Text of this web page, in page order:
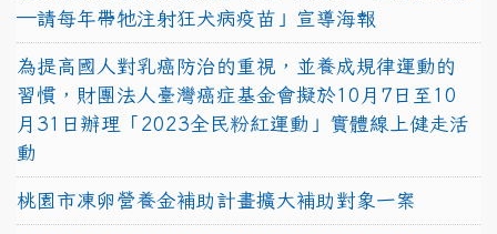
—請每年帶牠注射狂犬病疫苗」宣導海報
為提高國人對乳癌防治的重視，並養成規律運動的
習慣，財團法人臺灣癌症基金會擬於10月7日至10
月31日辦理「2023全民粉紅運動」實體線上健走活
動
桃園市凍卵營養金補助計畫擴大補助對象一案